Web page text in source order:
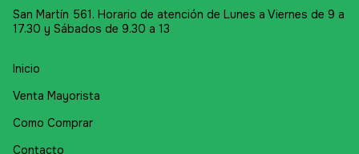
San Martín 561. Horario de atención de Lunes a Viernes de 9 a
17.30 y Sábados de 9.30 a 13
Inicio
Venta Mayorista
Como Comprar
Contacto